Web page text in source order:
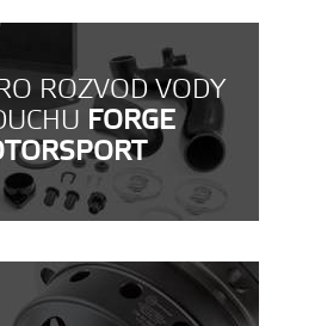
ROZVOD VODY
FORGE